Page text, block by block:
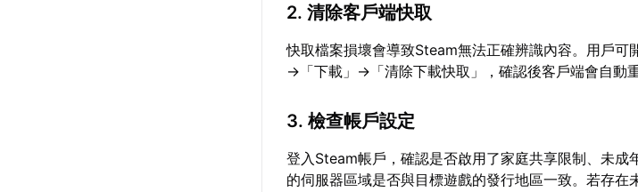
2. 清除客戶端快取
快取檔案損壞會導致Steam無法正確辨識內容。用戶可
→「下載」→「清除下載快取」，確認後客戶端會自動
3. 檢查帳戶設定
登入Steam帳戶，確認是否啟用了家庭共享限制、未成
的伺服器區域是否與目標遊戲的發行地區一致。若存在